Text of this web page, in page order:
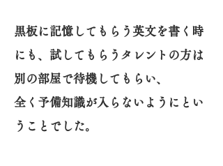
黒板に記憶してもらう英文を書く時
にも、試してもらうタレントの方は
別の部屋で待機してもらい、
全く予備知識が入らないようにとい
うことでした。